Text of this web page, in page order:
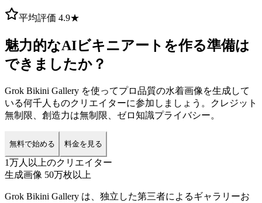
平均評価 4.9★
魅力的なAIビキニアートを作る準備は
できましたか？
Grok Bikini Gallery を使ってプロ品質の水着画像を生成して
いる何千人ものクリエイターに参加しましょう。クレジット
無制限、創造力は無制限、ゼロ知識プライバシー。
無料で始める 料金を見る
1万人以上のクリエイター
生成画像 50万枚以上
Grok Bikini Gallery は、独立した第三者によるギャラリーお